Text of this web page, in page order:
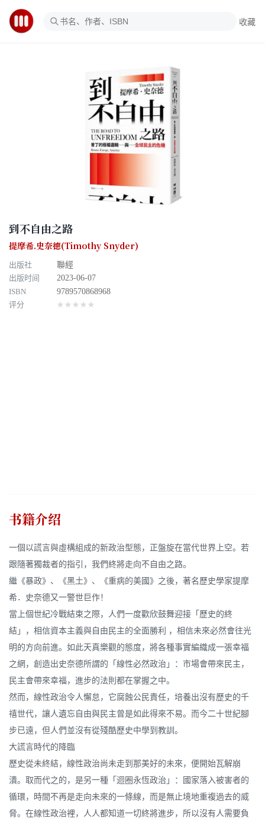
收藏
到不自由之路
提摩希.史奈德(Timothy Snyder)
出版社
聯經
出版时间
2023-06-07
ISBN
9789570868968
评分
★★★★★
书籍介绍
一個以謊言與虛構組成的新政治型態，正盤旋在當代世界上空。若
跟隨著獨裁者的指引，我們終將走向不自由之路。
繼《暴政》、《黑土》、《重病的美國》之後，著名歷史學家提摩
希．史奈德又一警世巨作！
當上個世紀冷戰結束之際，人們一度歡欣鼓舞迎接「歷史的終
結」，相信資本主義與自由民主的全面勝利 ，相信未來必然會往光
明的方向前進。如此天真樂觀的態度，將各種事實編織成一張幸福
之網，創造出史奈德所謂的「線性必然政治」：市場會帶來民主，
民主會帶來幸福，進步的法則都在掌握之中。
然而，線性政治令人懈怠，它腐蝕公民責任，培養出沒有歷史的千
禧世代，讓人遺忘自由與民主曾是如此得來不易。而今二十世紀腳
步已遠，但人們並沒有從殘酷歷史中學到教訓。
大謊言時代的降臨
歷史從未終結，線性政治尚未走到那美好的未來，便開始瓦解崩
潰。取而代之的，是另一種「迴圈永恆政治」：國家落入被害者的
循環，時間不再是走向未來的一條線，而是無止境地重複過去的威
脅。在線性政治裡，人人都知道一切終將進步，所以沒有人需要負